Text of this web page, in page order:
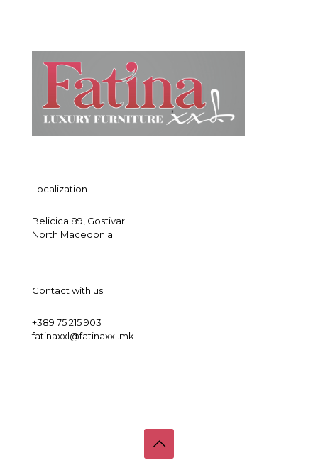
Localization
Belicica 89, Gostivar
North Macedonia
Contact with us
+389 75 215 903
fatinaxxl@fatinaxxl.mk